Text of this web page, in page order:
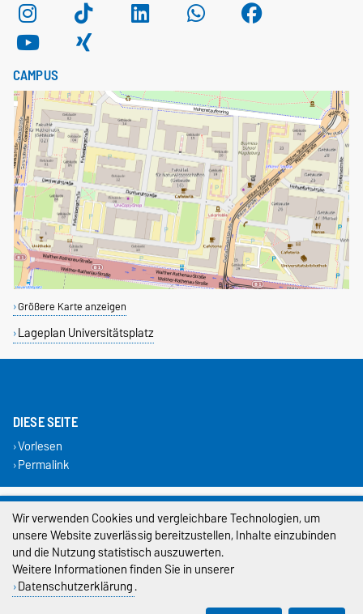
CAMPUS
Größere Karte anzeigen
Lageplan Universitätsplatz
DIESE SEITE
Vorlesen
Permalink
Impressum
Datenschutz
Barrierefreiheit
Cookie-Einstellungen
Wir verwenden Cookies und vergleichbare Technologien, um
unsere Website zuverlässig bereitzustellen, Inhalte einzubinden
und die Nutzung statistisch auszuwerten.
Weitere Informationen finden Sie in unserer
Datenschutzerklärung.